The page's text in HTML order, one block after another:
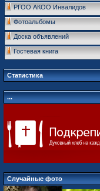
РГОО АКОО Инвалидов
Фотоальбомы
Доска объявлений
Гостевая книга
Статистика
...
Случайные фото